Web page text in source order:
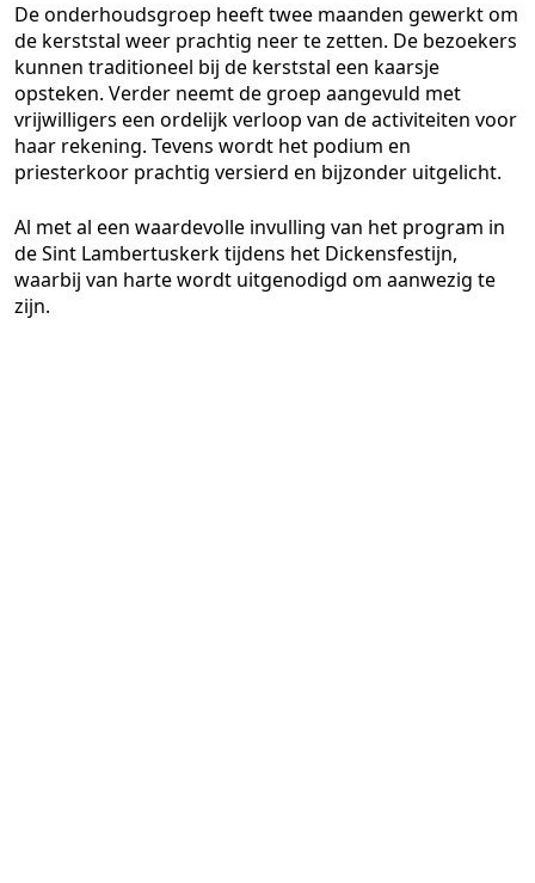
De onderhoudsgroep heeft twee maanden gewerkt om
de kerststal weer prachtig neer te zetten. De bezoekers
kunnen traditioneel bij de kerststal een kaarsje
opsteken. Verder neemt de groep aangevuld met
vrijwilligers een ordelijk verloop van de activiteiten voor
haar rekening. Tevens wordt het podium en
priesterkoor prachtig versierd en bijzonder uitgelicht.
Al met al een waardevolle invulling van het program in
de Sint Lambertuskerk tijdens het Dickensfestijn,
waarbij van harte wordt uitgenodigd om aanwezig te
zijn.